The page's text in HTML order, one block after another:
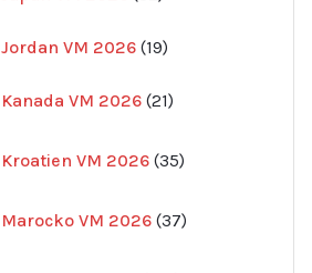
produkter
Jordan VM 2026 1919
Kanada VM 2026 21
produkter
Kroatien VM 2026 35
produkter
Marocko VM 2026 37
produkter